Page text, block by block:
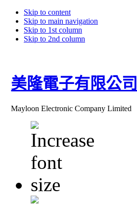
Skip to content
Skip to main navigation
Skip to 1st column
Skip to 2nd column
美隆電子有限公司
Mayloon Electronic Company Limited